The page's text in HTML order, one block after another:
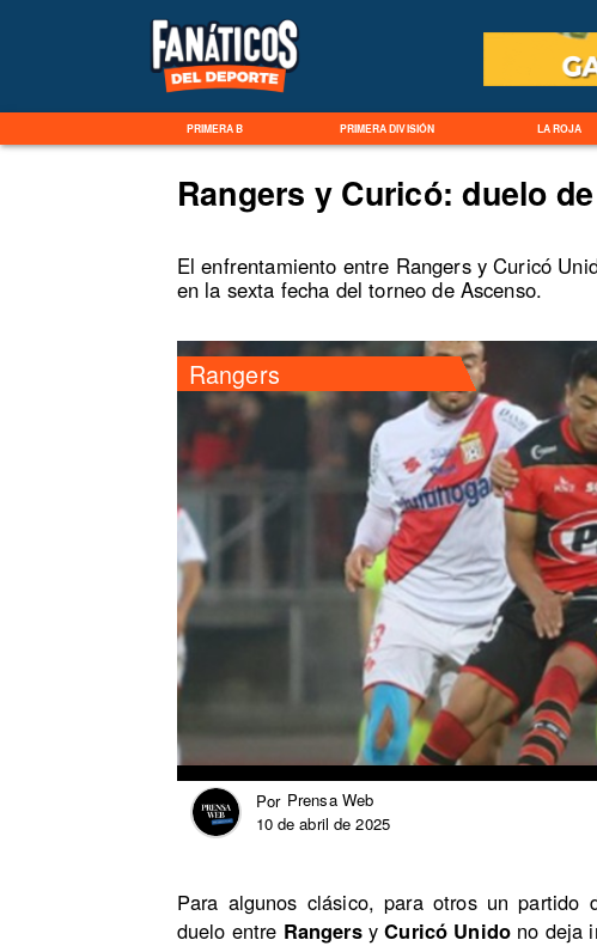
PRIMERA B PRIMERA DIVISIÓN LA ROJA
Rangers
Prensa Web
Por
10 de abril de 2025
Rangers y Curicó: duelo
El enfrentamiento entre Rangers y Curicó
en la sexta fecha del torneo de Ascenso.
Para algunos clásico, para otros un
duelo entre RangersyCuricó Unido no deja